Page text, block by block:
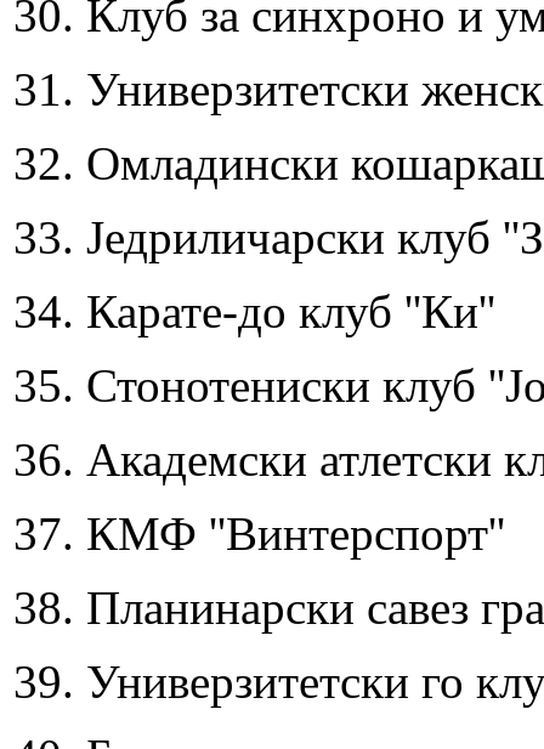
30. Клуб за синхроно и
31. Универзитетски
32. Омладински
33. Једриличарски клуб
34. Карате-до клуб ''Ки''
35. Стонотениски клуб
36. Академски атлетски
37. КМФ ''Винтерспорт''
38. Планинарски савез
39. Универзитетски го